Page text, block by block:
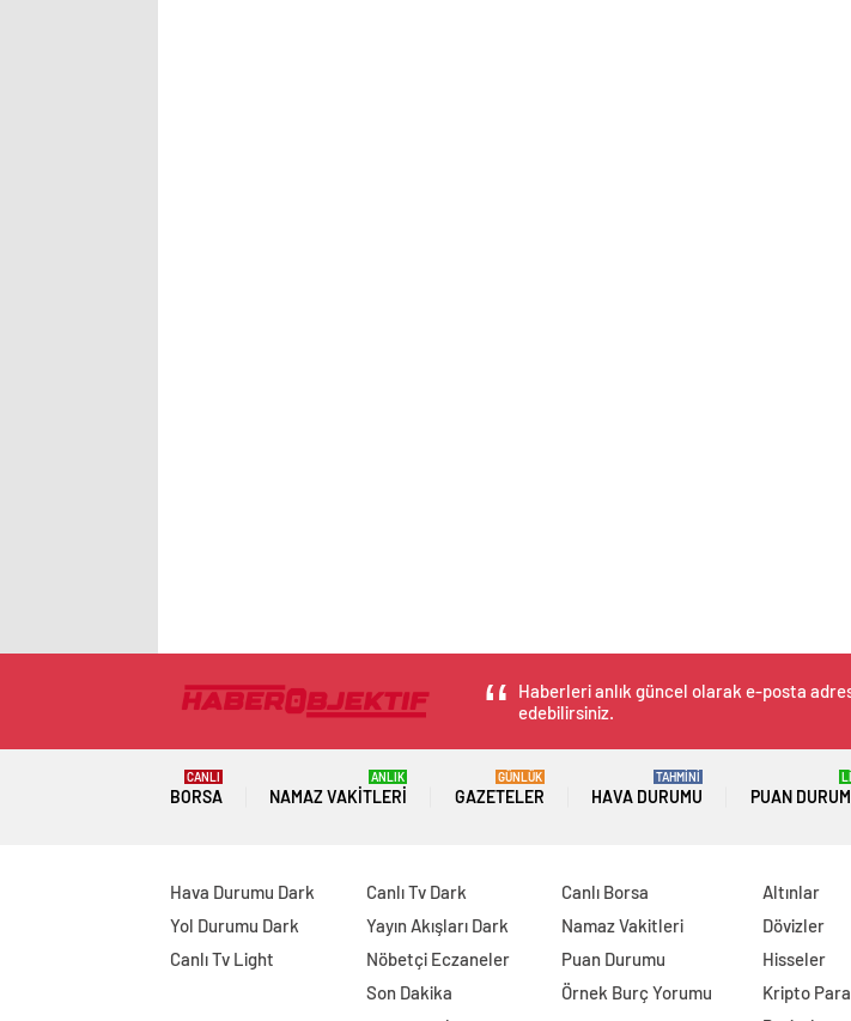
Haberleri anlık güncel olarak e-posta
edebilirsiniz.
BORSA
CANLI
NAMAZ VAKITLERI
ANLIK
GAZETELER
GÜNLÜK
HAVA DURUMU
TAHMİNİ
PUAN
Hava Durumu Dark
Yol Durumu Dark
Canlı Tv Light
Canlı Tv Dark
Yayın Akışları Dark
Nöbetçi Eczaneler
Son Dakika
Canlı Borsa
Namaz Vakitleri
Puan Durumu
Örnek Burç Yorumu
Altınlar
Dövizler
Hisseler
Kripto